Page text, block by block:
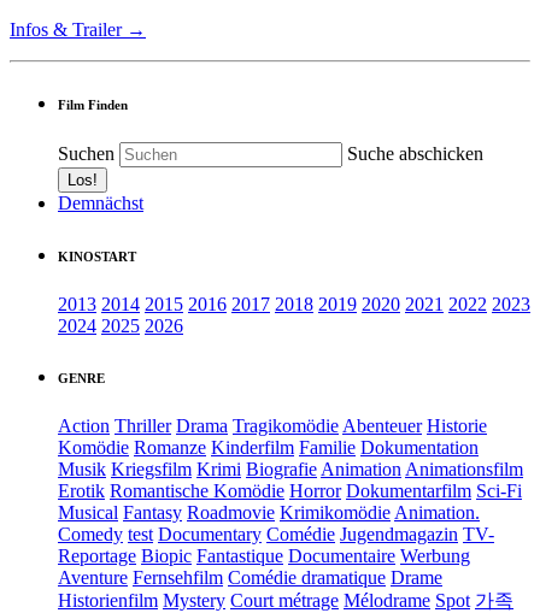
Infos & Trailer →
Film Finden
Suchen Suche abschicken
Demnächst
KINOSTART
2013 2014 2015 2016 2017 2018 2019 2020 2021 2022 2023
2024 2025 2026
GENRE
Action Thriller Drama TragikomödieAbenteuer Historie
Komödie Romanze Kinderfilm Familie Dokumentation
Musik Kriegsfilm Krimi BiografieAnimationAnimationsfilm
Erotik Romantische Komödie Horror Dokumentarfilm Sci-Fi
Musical Fantasy Roadmovie KrimikomödieAnimation.
Comedy test Documentary Comédie Jugendmagazin TV-
Reportage Biopic Fantastique Documentaire Werbung
Aventure Fernsehfilm Comédie dramatique Drame
Historienfilm Mystery Court métrage Mélodrame Spot 가족